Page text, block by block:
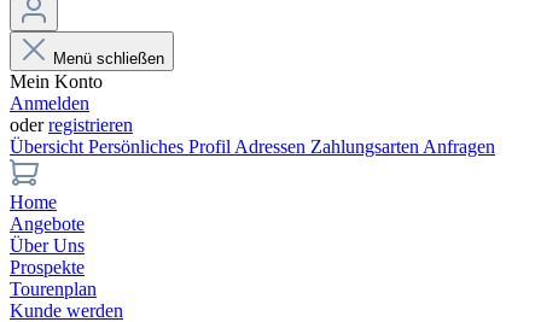
Menü schließen
Mein Konto
Anmelden
oderregistrieren
Übersicht Persönliches Profil Adressen Zahlungsarten Anfragen
Home
Angebote
Über Uns
Prospekte
Tourenplan
Kunde werden